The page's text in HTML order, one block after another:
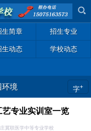
生简章 招生专业
生动态 学校动态
环境 字+
专业实训室一览
联医学中等专业学校